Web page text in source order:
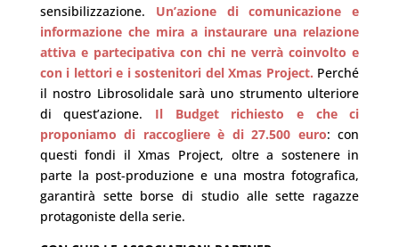
sensibilizzazione. Un’azione di comunicazione e
informazione che mira a instaurare una relazione
attiva e partecipativa con chi ne verrà coinvolto e
con i lettori e i sostenitori del Xmas Project. Perché
il nostro Librosolidale sarà uno strumento ulteriore
di quest’azione. Il Budget richiesto e che ci
proponiamo di raccogliere è di 27.500 euro: con
questi fondi il Xmas Project, oltre a sostenere in
parte la post-produzione e una mostra fotografica,
garantirà sette borse di studio alle sette ragazze
protagoniste della serie.